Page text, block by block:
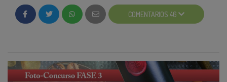
fotografía y al “Mejor Embajador/a”.
encuestas de valoración que encontraréis en esta
fase del proyecto. Además, aunque esta campaña no
generales de vuestros colaboradores.
COMENTARIOS 46